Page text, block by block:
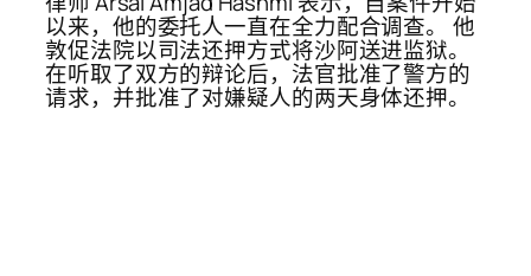
以来，他的委托人一直在全力配合调查。 他
敦促法院以司法还押方式将沙阿送进监狱。
在听取了双方的辩论后，法官批准了警方的
请求，并批准了对嫌疑人的两天身体还押。